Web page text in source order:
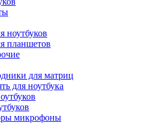
ноутбуков
планшетов
для матриц
для ноутбука
микрофоны